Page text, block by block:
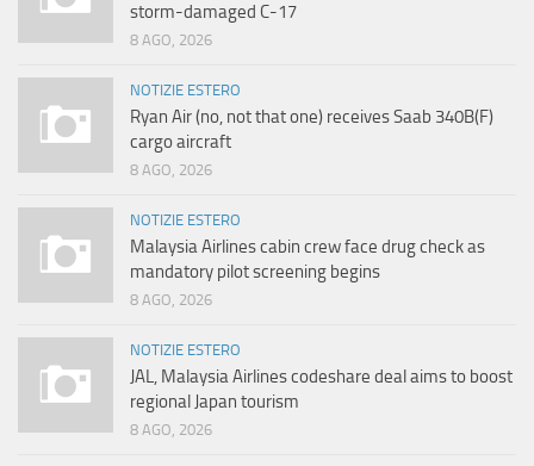
storm-damaged C-17
8 AGO, 2026
NOTIZIE ESTERO
Ryan Air (no, not that one) receives Saab 340B(F)
cargo aircraft
8 AGO, 2026
NOTIZIE ESTERO
Malaysia Airlines cabin crew face drug check as
mandatory pilot screening begins
8 AGO, 2026
NOTIZIE ESTERO
JAL, Malaysia Airlines codeshare deal aims to boost
regional Japan tourism
8 AGO, 2026